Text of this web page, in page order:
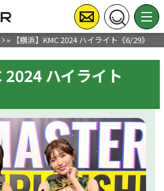
» 【横浜】KMC 2024 ハイライト《6/29》
2024 ハイライト